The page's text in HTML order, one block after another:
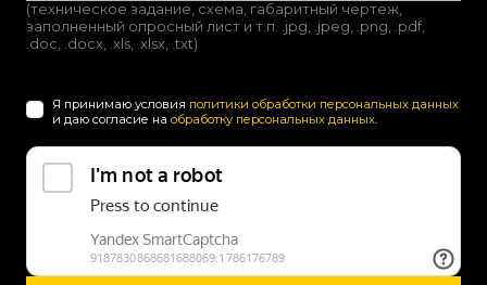
(техническое задание, схема, габаритный чертеж,
заполненный опросный лист и т.п. .jpg, .jpeg, .png, .pdf,
.doc, .docx, .xls, .xlsx, .txt)
Я принимаю условия политики обработки персональных данных
и даю согласие на обработку персональных данных.